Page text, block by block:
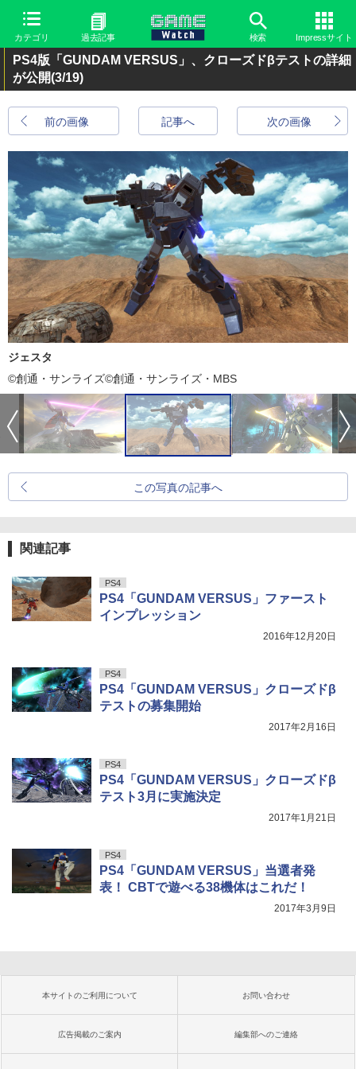
カテゴリ 過去記事 検索 Impressサイト
PS4版「GUNDAM VERSUS」、クローズドβテストの詳細
が公開(3/19)
前の画像 次の画像
記事へ
ジェスタ
©創通・サンライズ©創通・サンライズ・MBS
この写真の記事へ
関連記事
PS4
PS4「GUNDAM VERSUS」ファースト
インプレッション
2016年12月20日
PS4
PS4「GUNDAM VERSUS」クローズドβ
テストの募集開始
2017年2月16日
PS4
PS4「GUNDAM VERSUS」クローズドβ
テスト3月に実施決定
2017年1月21日
PS4
PS4「GUNDAM VERSUS」当選者発
表！ CBTで遊べる38機体はこれだ！
2017年3月9日
本サイトのご利用について お問い合わせ
広告掲載のご案内 編集部へのご連絡